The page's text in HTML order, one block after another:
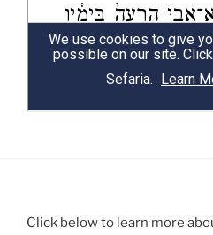
Click below to learn more